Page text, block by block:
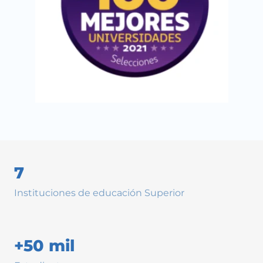
7
Instituciones de educación Superior
+50 mil